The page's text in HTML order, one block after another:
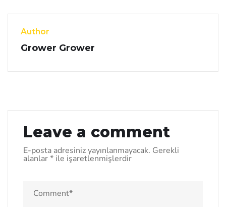
Author
Grower Grower
Leave a comment
E-posta adresiniz yayınlanmayacak. Gerekli
alanlar* ile işaretlenmişlerdir